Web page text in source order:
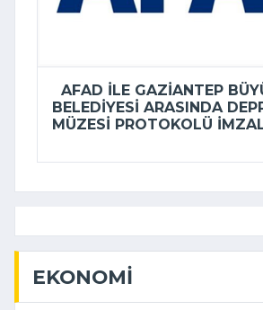
AFAD ILE GAZIANTEP
BELEDIYESI ARASINDA
MÜZESI PROTOKOLÜ
EKONOMI